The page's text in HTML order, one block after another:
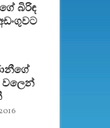
බිරිඳ
වලෙන්